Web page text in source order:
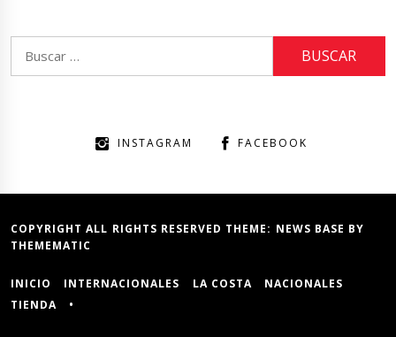
INSTAGRAM FACEBOOK
COPYRIGHT ALL RIGHTS RESERVED THEME: NEWS BASE BY
THEMEMATIC
INICIO INTERNACIONALES LA COSTA
NACIONALES
TIENDA
•